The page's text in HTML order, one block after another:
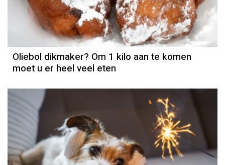
Oliebol dikmaker? Om 1 kilo aan te komen
moet u er heel veel eten